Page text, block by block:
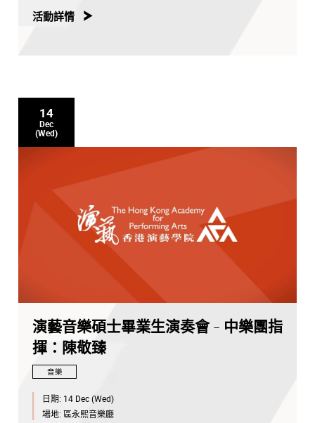
活動詳情
14
Dec
(Wed)
演藝音樂碩士畢業生演奏會 - 中樂團指
揮：陳敬臻
音樂
日期: 14 Dec (Wed)
場地: 區永熙音樂廳